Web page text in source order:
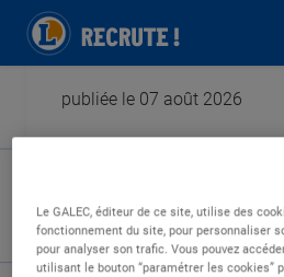
publiée le 07 août 2026
Type de contrat :
Expérience :
Études :
Le GALEC, éditeur de ce site, utilise des
fonctionnement du site, pour personnaliser
pour analyser son trafic. Vous pouvez
utilisant le bouton “paramétrer les cookies”